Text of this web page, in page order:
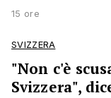
15 ore
SVIZZERA
"Non c'è
Svizzera",